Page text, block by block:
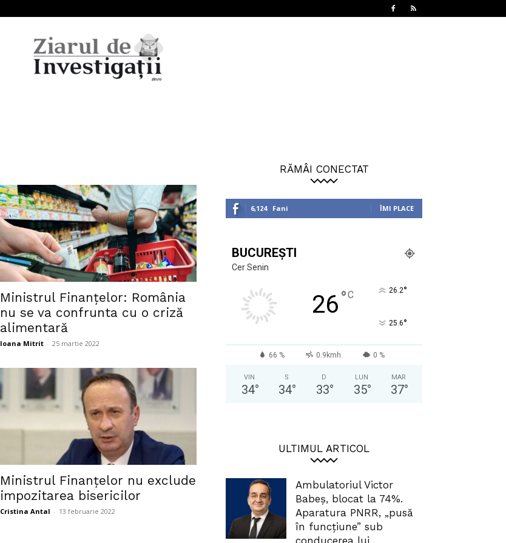
de
Investigații
Ministrul Finanțelor: România
nu se va confrunta cu o criză
alimentară
Ioana Mitrit - 25 martie 2022
Ministrul Finanțelor nu exclude
impozitarea bisericilor
Cristina Antal - 13 februarie 2022
RĂMÂI CONECTAT
6,124 Fani ÎMI PLACE
BUCUREȘTI
Cer Senin
26°C 26.2°
25.6°
66 % 0.9kmh 0 %
VIN
34°
S
34°
D
33°
LUN
35°
MAR
37°
ULTIMUL ARTICOL
Ambulatoriul Victor
Babeș, blocat la 74%.
Aparatura PNRR, „pusă
în funcțiune” sub
conducerea lui...